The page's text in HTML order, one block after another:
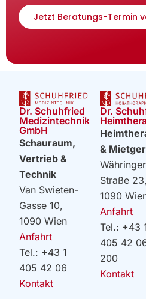
Jetzt Beratungs-Termin
Dr. Schuhfried
Medizintechnik
GmbH
Schauraum,
Vertrieb &
Technik
Van Swieten-
Gasse 10,
1090 Wien
Anfahrt
Tel.: +43 1
405 42 06
Kontakt
Dr.
&
Währinger
Straße 23,
1090
Anfahrt
Tel.: +43 1
405 42
200
Kontakt